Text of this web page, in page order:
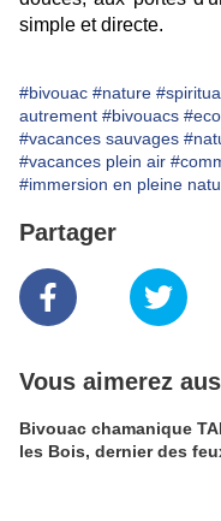
simple et directe.
#bivouac #nature
autrement #bivouacs
#vacances sauvages
#vacances plein air
#immersion en pleine
Partager
Vous aimerez
Bivouac chamanique
les Bois, dernier des